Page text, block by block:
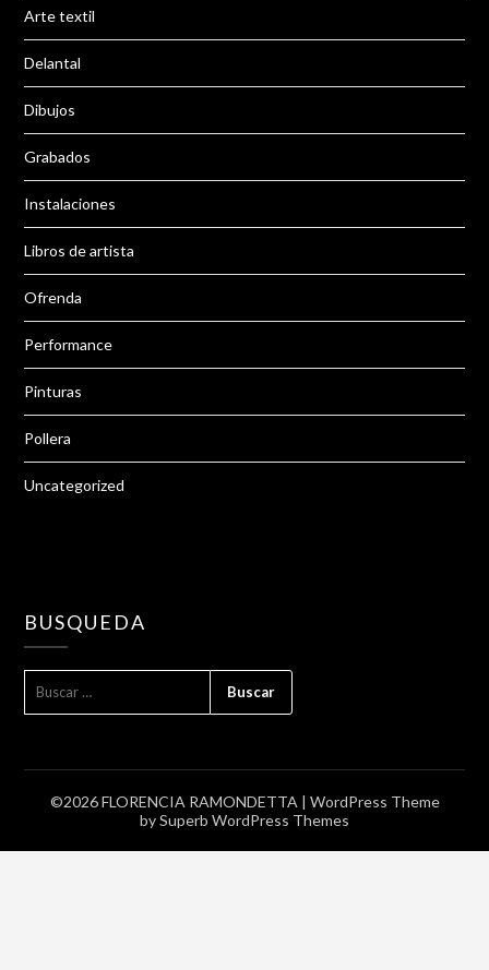
Arte textil
Delantal
Dibujos
Grabados
Instalaciones
Libros de artista
Ofrenda
Performance
Pinturas
Pollera
Uncategorized
BUSQUEDA
©2026 FLORENCIA RAMONDETTA | WordPress Theme
bySuperb WordPress Themes